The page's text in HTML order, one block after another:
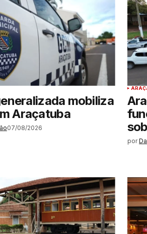
mobiliza
Araçatuba
07/08/2026
por